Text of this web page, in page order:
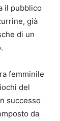
il pubblico
già
di un
femminile
del
successo
da